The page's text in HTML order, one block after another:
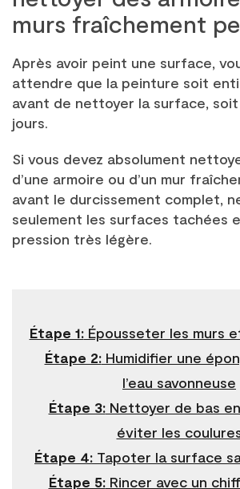
murs fraîchement
Après avoir peint une surface,
attendre que la peinture soit
avant de nettoyer la surface, soit
jours.
Si vous devez absolument
d’une armoire ou d’un mur
avant le durcissement complet,
seulement les surfaces tachées
pression très légère.
Étape 1:Épousseter les murs
Étape 2:Humidifier une
l’eau savonneuse
Étape 3:Nettoyer de bas
éviter les
Étape 4: Tapoter la surface
Étape 5:Rincer avec un